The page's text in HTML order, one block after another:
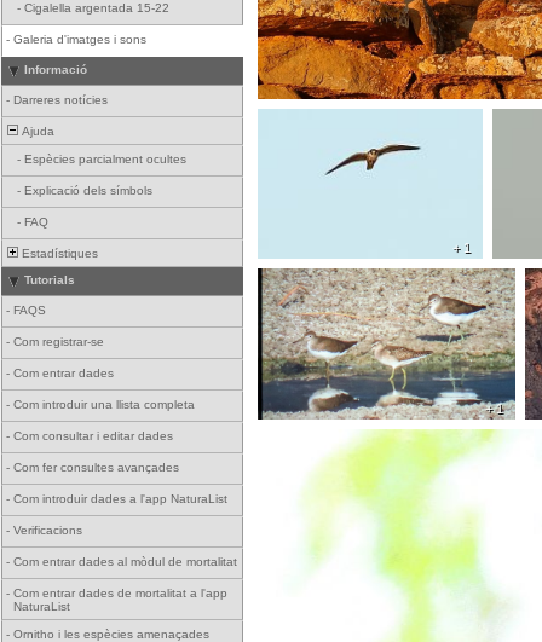
- Cigalella argentada 15-22
- Galeria d'imatges i sons
Informació
- Darreres notícies
Ajuda
- Espècies parcialment ocultes
- Explicació dels símbols
- FAQ
Estadístiques
Tutorials
- FAQS
- Com registrar-se
- Com entrar dades
- Com introduir una llista completa
- Com consultar i editar dades
- Com fer consultes avançades
- Com introduir dades a l'app NaturaList
- Verificacions
- Com entrar dades al mòdul de mortalitat
- Com entrar dades de mortalitat a l'app
NaturaList
- Ornitho i les espècies amenaçades
+ 1
+ 1